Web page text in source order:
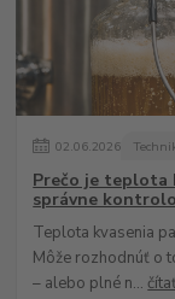
02.06.2026
Prečo je teplota
správne
Teplota kvasenia
Môže rozhodnúť o
– alebo plné n...